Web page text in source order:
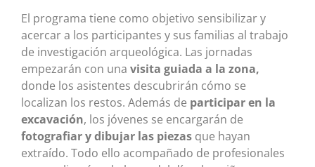
El programa tiene como objetivo sensibilizar y
acercar a los participantes y sus familias al trabajo
de investigación arqueológica. Las jornadas
empezarán con una visita guiada a la zona,
donde los asistentes descubrirán cómo se
localizan los restos. Además de participar en la
excavación, los jóvenes se encargarán de
fotografiar y dibujar las piezas que hayan
extraído. Todo ello acompañado de profesionales